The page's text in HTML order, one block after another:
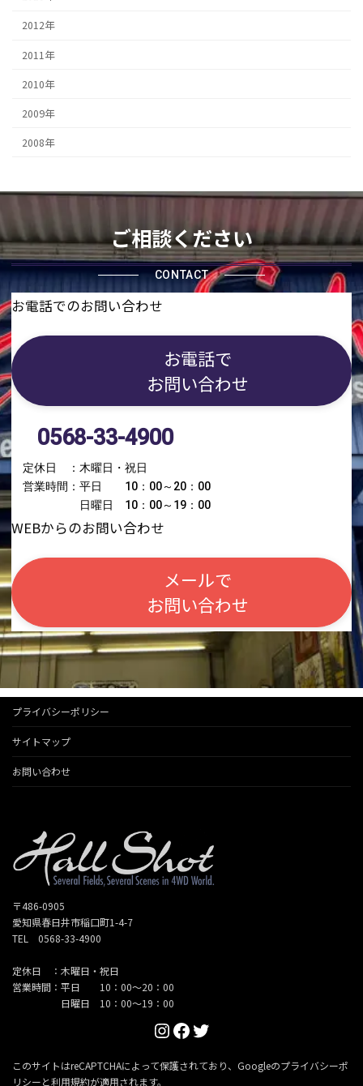
2012年
2011年
2010年
2009年
2008年
ご相談ください
CONTACT
お電話でのお問い合わせ
お電話で
お問い合わせ
0568-33-4900
定休日 ：木曜日・祝日
営業時間：平日 10：00～20：00
日曜日 10：00～19：00
WEBからのお問い合わせ
メールで
お問い合わせ
プライバシーポリシー
サイトマップ
お問い合わせ
〒486-0905
愛知県春日井市稲口町1-4-7
TEL 0568-33-4900
定休日 ：木曜日・祝日
営業時間：平日 10：00～20：00
日曜日 10：00～19：00
Instagram
Facebook
Twitter
このサイトはreCAPTCHAによって保護されており、Googleのプライバシーポ
リシーと利用規約が適用されます。